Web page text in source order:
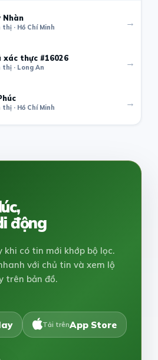
Nhàn
· Hồ Chí Minh →
xác thực #16026
· Long An →
· Hồ Chí Minh →
động
có tin mới khớp bộ lọc.
với chủ tin và xem lộ
trên bản đồ.
Tải trênApp Store